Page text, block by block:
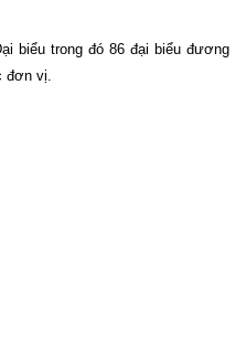
biểu trong đó 86 đại biểu đương
vị.